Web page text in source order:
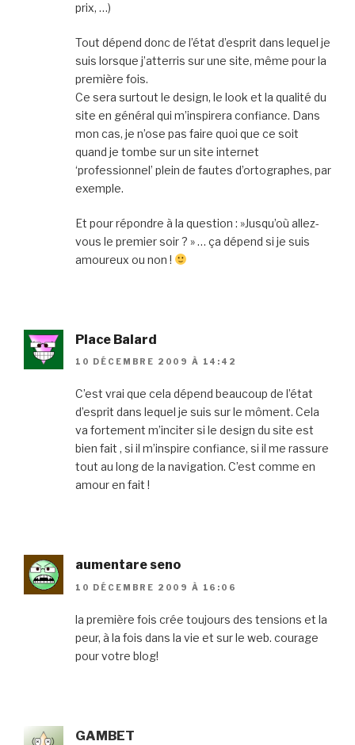
prix, …)
Tout dépend donc de l’état d’esprit dans lequel je
suis lorsque j’atterris sur une site, même pour la
première fois.
Ce sera surtout le design, le look et la qualité du
site en général qui m’inspirera confiance. Dans
mon cas, je n’ose pas faire quoi que ce soit
quand je tombe sur un site internet
‘professionnel’ plein de fautes d’ortographes, par
exemple.
Et pour répondre à la question : »Jusqu’où allez-
vous le premier soir ? » … ça dépend si je suis
amoureux ou non !
Place Balard
10 DÉCEMBRE 2009 À 14:42
C’est vrai que cela dépend beaucoup de l’état
d’esprit dans lequel je suis sur le môment. Cela
va fortement m’inciter si le design du site est
bien fait , si il m’inspire confiance, si il me rassure
tout au long de la navigation. C’est comme en
amour en fait !
aumentare seno
10 DÉCEMBRE 2009 À 16:06
la première fois crée toujours des tensions et la
peur, à la fois dans la vie et sur le web. courage
pour votre blog!
GAMBET